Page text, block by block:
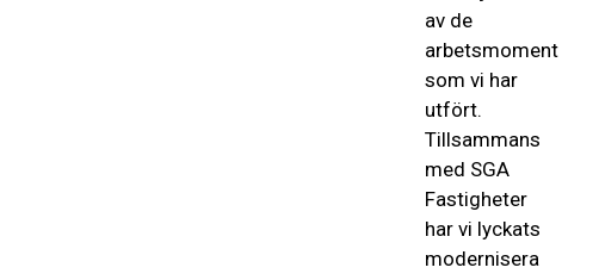
av de
arbetsmoment
som vi har
utfört.
Tillsammans
med SGA
Fastigheter
har vi lyckats
modernisera